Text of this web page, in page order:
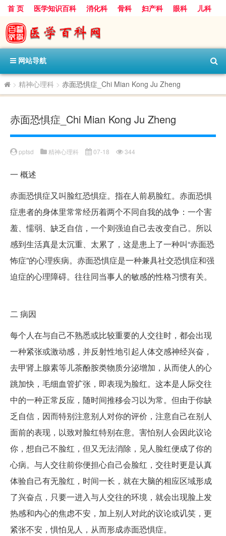
首 页 医学知识百科 消化科 骨科 妇产科 眼科
儿科
心血管病科
呼吸科 神经科
内分泌科
口腔科
网站导航
> 精神心理科 > 赤面恐惧症_Chi Mian Kong Ju Zheng
赤面恐惧症_Chi Mian Kong Ju Zheng
pptsd 精神心理科 07-18 344
一 概述
赤面恐惧症又叫脸红恐惧症。指在人前易脸红。赤面恐惧
症患者的身体里常常经历着两个不同自我的战争：一个害
羞、懦弱、缺乏自信，一个则强迫自己去改变自己。所以
感到生活真是太沉重、太累了，这是患上了一种叫“赤面恐
怖症”的心理疾病。赤面恐惧症是一种兼具社交恐惧症和强
迫症的心理障碍。往往同当事人的敏感的性格习惯有关。
二 病因
每个人在与自己不熟悉或比较重要的人交往时，都会出现
一种紧张或激动感，并反射性地引起人体交感神经兴奋，
去甲肾上腺素等儿茶酚胺类物质分泌增加，从而使人的心
跳加快，毛细血管扩张，即表现为脸红。这本是人际交往
中的一种正常反应，随时间推移会习以为常。但由于你缺
乏自信，因而特别注意别人对你的评价，注意自己在别人
面前的表现，以致对脸红特别在意。害怕别人会因此议论
你，想自己不脸红，但又无法消除，见人脸红便成了你的
心病。与人交往前你便担心自己会脸红，交往时更是认真
体验自己有无脸红，时间一长，就在大脑的相应区域形成
了兴奋点，只要一进入与人交往的环境，就会出现脸上发
热感和内心的焦虑不安，加上别人对此的议论或讥笑，更
紧张不安，惧怕见人，从而形成赤面恐惧症。